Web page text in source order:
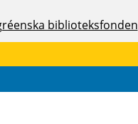
biblioteksfonden